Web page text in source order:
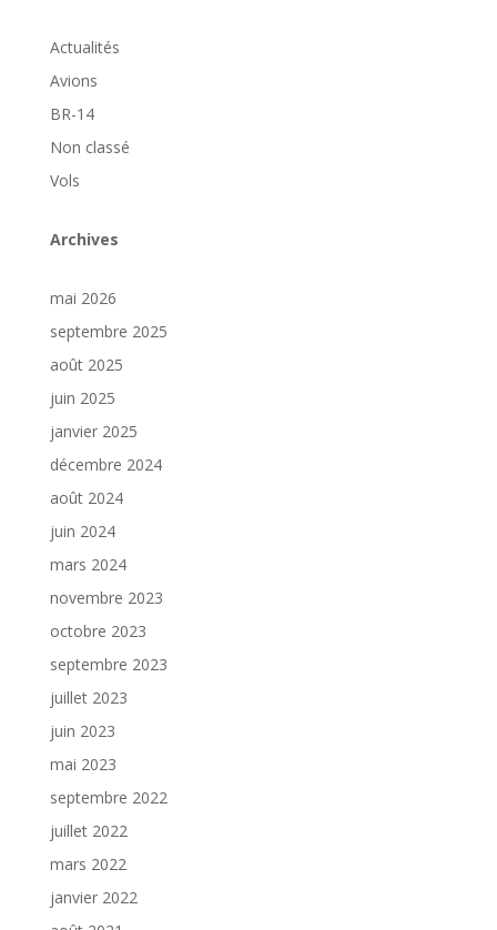
Actualités
Avions
BR-14
Non classé
Vols
Archives
mai 2026
septembre 2025
août 2025
juin 2025
janvier 2025
décembre 2024
août 2024
juin 2024
mars 2024
novembre 2023
octobre 2023
septembre 2023
juillet 2023
juin 2023
mai 2023
septembre 2022
juillet 2022
mars 2022
janvier 2022